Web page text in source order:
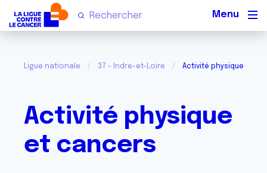
Ligue nationale 37 - Indre-et-Loire Activité physique et
Activité physique
et cancers